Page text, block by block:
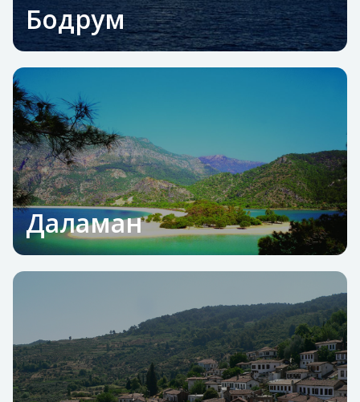
Бодрум
Даламан